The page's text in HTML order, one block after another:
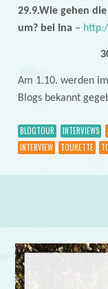
29.9.Wie gehen
um? bei Ina –
Am 1.10. werden
Blogs bekannt
BLOGTOUR INTERVIEWS
INTERVIEW
TOURETTE
Post